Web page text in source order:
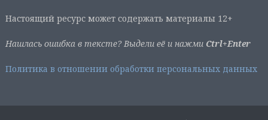
Настоящий ресурс может содержать материалы 12+
Нашлась ошибка в тексте? Выдели её и нажми Ctrl+Enter
Политика в отношении обработки персональных данных